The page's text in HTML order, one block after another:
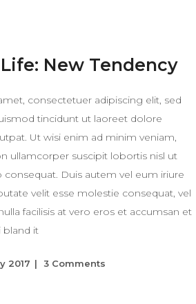
New Tendency
consectetuer adipiscing elit, sed
tincidunt ut laoreet dolore
Ut wisi enim ad minim veniam,
ullamcorper suscipit lobortis nisl ut
Duis autem vel eum iriure
velit esse molestie consequat, vel
facilisis at vero eros et accumsan et
bland it
2017 3 Comments